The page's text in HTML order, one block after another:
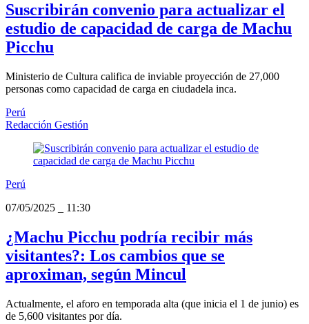
Suscribirán convenio para actualizar el
estudio de capacidad de carga de Machu
Picchu
Ministerio de Cultura califica de inviable proyección de 27,000
personas como capacidad de carga en ciudadela inca.
Perú
Redacción Gestión
Perú
07/05/2025
11:30
¿Machu Picchu podría recibir más
visitantes?: Los cambios que se
aproximan, según Mincul
Actualmente, el aforo en temporada alta (que inicia el 1 de junio) es
de 5,600 visitantes por día.